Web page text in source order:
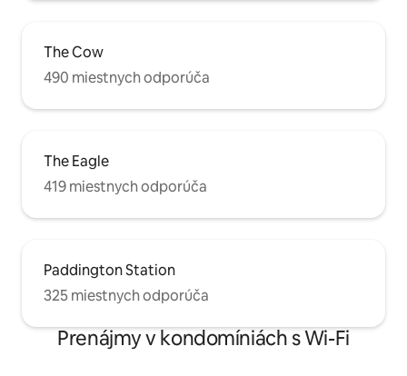
The Cow
490 miestnych odporúča
The Eagle
419 miestnych odporúča
Paddington Station
325 miestnych odporúča
Prenájmy v kondomíniách s Wi-Fi